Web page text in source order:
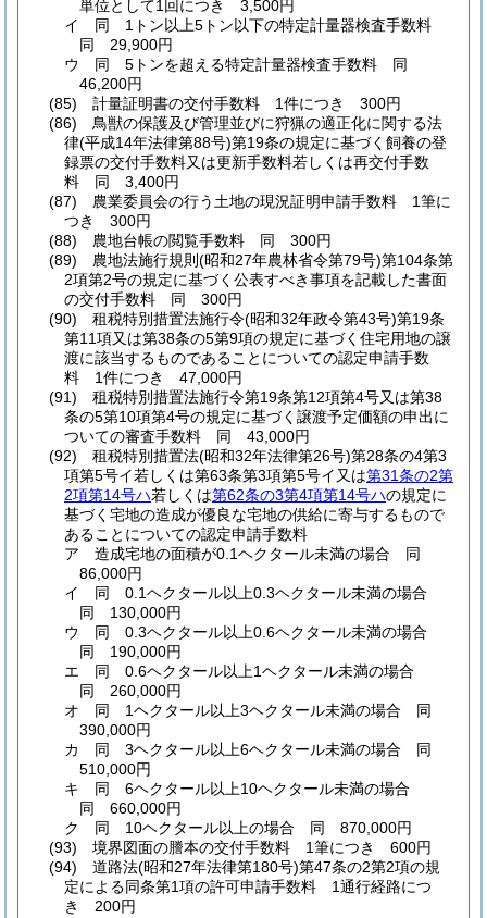
単位として1回につき 3,500円
イ
同 1トン以上5トン以下の特定計量器検査手数料
同 29,900円
ウ
同 5トンを超える特定計量器検査手数料 同
46,200円
(85)
計量証明書の交付手数料 1件につき 300円
(86)
鳥獣の保護及び管理並びに狩猟の適正化に関する法
律(平成14年法律第88号)第19条の規定に基づく飼養の登
録票の交付手数料又は更新手数料若しくは再交付手数
料 同 3,400円
(87)
農業委員会の行う土地の現況証明申請手数料 1筆に
つき 300円
(88)
農地台帳の閲覧手数料 同 300円
(89)
農地法施行規則 (昭和27年農林省令第79号)第104条第
2項第2号の規定に基づく公表すべき事項を記載した書面
の交付手数料 同 300円
(90)
租税特別措置法施行令(昭和32年政令第43号)第19条
第11項又は第38条の5第9項の規定に基づく住宅用地の譲
渡に該当するものであることについての認定申請手数
料 1件につき 47,000円
(91)
租税特別措置法施行令第19条第12項第4号又は第38
条の5第10項第4号の規定に基づく譲渡予定価額の申出に
ついての審査手数料 同 43,000円
(92)
租税特別措置法(昭和32年法律第26号)第28条の4第3
項第5号イ若しくは第63条第3項第5号イ又は第31条の2第
2項第14号ハ若しくは第62条の3第4項第14号ハの規定に
基づく宅地の造成が優良な宅地の供給に寄与するもので
あることについての認定申請手数料
ア
造成宅地の面積が0.1ヘクタール未満の場合 同
86,000円
イ
同 0.1ヘクタール以上0.3ヘクタール未満の場合
同 130,000円
ウ
同 0.3ヘクタール以上0.6ヘクタール未満の場合
同 190,000円
エ
同 0.6ヘクタール以上1ヘクタール未満の場合
同 260,000円
オ
同 1ヘクタール以上3ヘクタール未満の場合 同
390,000円
カ
同 3ヘクタール以上6ヘクタール未満の場合 同
510,000円
キ
同 6ヘクタール以上10ヘクタール未満の場合
同 660,000円
ク
同 10ヘクタール以上の場合 同 870,000円
(93)
境界図面の謄本の交付手数料 1筆につき 600円
(94)
道路法(昭和27年法律第180号)第47条の2第2項の規
定による同条第1項の許可申請手数料 1通行経路につ
き 200円